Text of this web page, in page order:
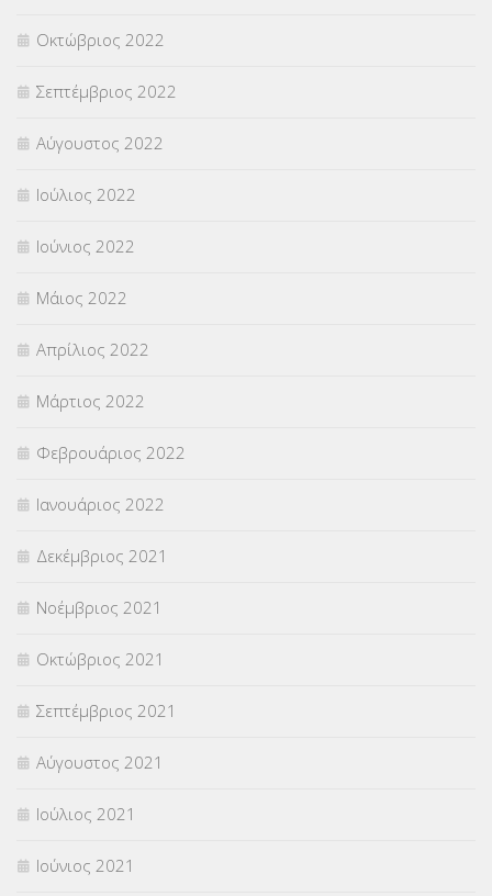
Οκτώβριος 2022
Σεπτέμβριος 2022
Αύγουστος 2022
Ιούλιος 2022
Ιούνιος 2022
Μάιος 2022
Απρίλιος 2022
Μάρτιος 2022
Φεβρουάριος 2022
Ιανουάριος 2022
Δεκέμβριος 2021
Νοέμβριος 2021
Οκτώβριος 2021
Σεπτέμβριος 2021
Αύγουστος 2021
Ιούλιος 2021
Ιούνιος 2021